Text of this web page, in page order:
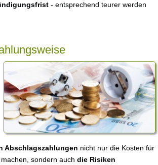
- entsprechend teurer werden
Abschlagszahlungen nicht nur die Kosten für
sondern auch die Risiken